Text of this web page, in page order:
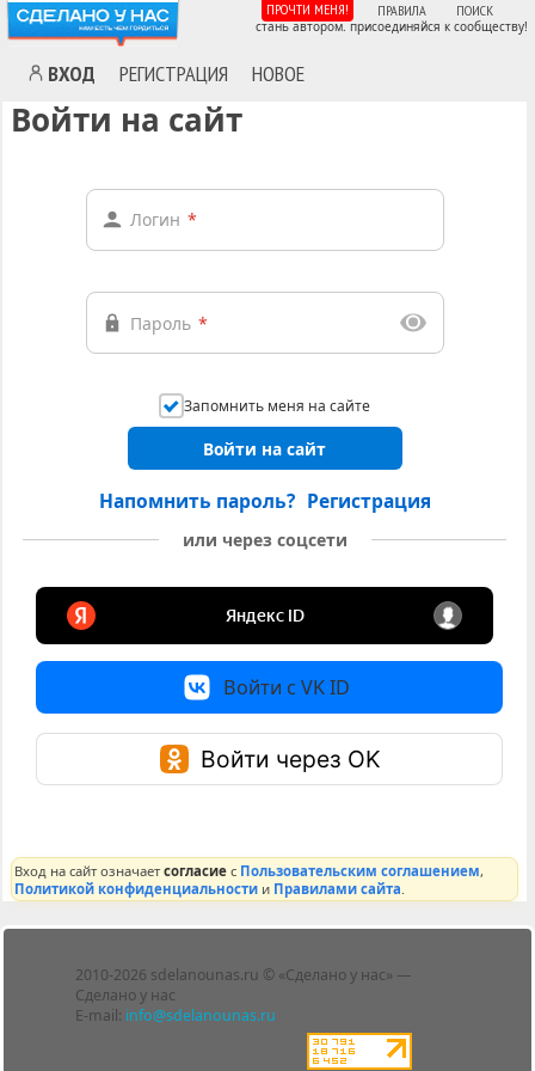
ВХОД РЕГИСТРАЦИЯ НОВОЕ
ПРОЧТИ МЕНЯ! ПРАВИЛА ПОИСК
стань автором. присоединяйся к сообществу!
Войти на сайт
Логин *
Пароль *
Запомнить меня на сайте
Войти на сайт
Напомнить пароль? Регистрация
или через соцсети
Войти с VK ID
Войти через OK
Вход на сайт означаетсогласие с Пользовательским соглашением,
Политикой конфиденциальности и Правилами сайта
2010-2026 sdelanounas.ru © «Сделано у нас» —
Сделано у нас
E-mail: info@sdelanounas.ru
Блоги
Люди
Политика